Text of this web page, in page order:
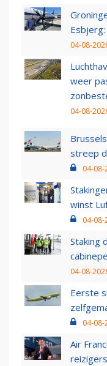
04-08-
weer
04-08-
streep
04-08-
winst
04-08-
Staking
04-08-
Eerste
04-08-
Air